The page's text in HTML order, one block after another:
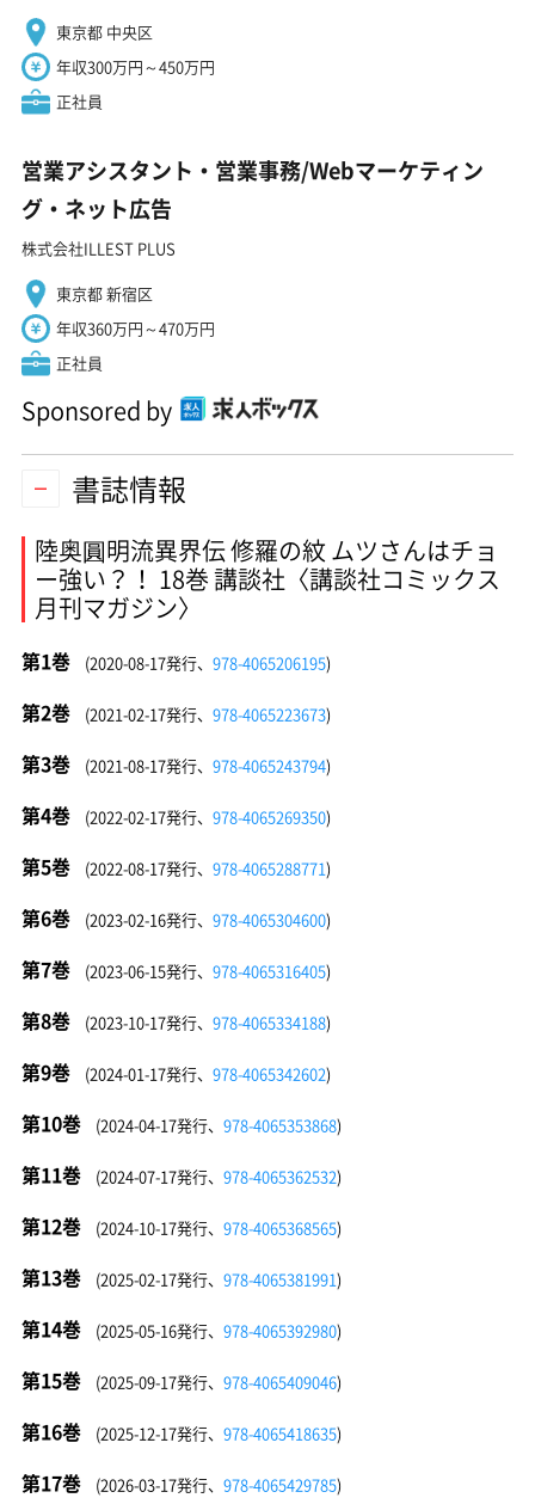
東京都 中央区
年収300万円～450万円
正社員
営業アシスタント・営業事務/Webマーケティン
グ・ネット広告
株式会社ILLEST PLUS
東京都 新宿区
年収360万円～470万円
正社員
Sponsored by
書誌情報
陸奥圓明流異界伝 修羅の紋 ムツさんはチョ
ー強い？！ 18巻 講談社〈講談社コミックス
月刊マガジン〉
第1巻 (2020-08-17発行、 978-4065206195)
第2巻 (2021-02-17発行、 978-4065223673)
第3巻 (2021-08-17発行、 978-4065243794)
第4巻 (2022-02-17発行、 978-4065269350)
第5巻 (2022-08-17発行、 978-4065288771)
第6巻 (2023-02-16発行、 978-4065304600)
第7巻 (2023-06-15発行、 978-4065316405)
第8巻 (2023-10-17発行、 978-4065334188)
第9巻 (2024-01-17発行、 978-4065342602)
第10巻 (2024-04-17発行、 978-4065353868)
第11巻 (2024-07-17発行、 978-4065362532)
第12巻 (2024-10-17発行、 978-4065368565)
第13巻 (2025-02-17発行、 978-4065381991)
第14巻 (2025-05-16発行、 978-4065392980)
第15巻 (2025-09-17発行、 978-4065409046)
第16巻 (2025-12-17発行、 978-4065418635)
第17巻 (2026-03-17発行、 978-4065429785)